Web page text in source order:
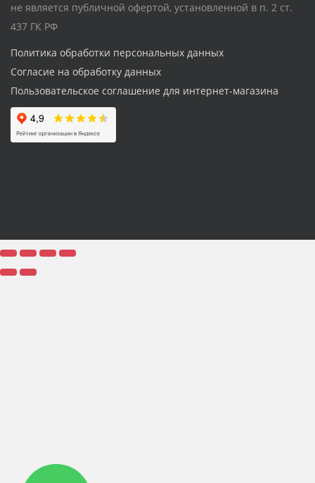
не является публичной офертой, установленной в п. 2 ст.
437 ГК РФ
Политика обработки персональных данных
Согласие на обработку данных
Пользовательское соглашение для интернет-магазина